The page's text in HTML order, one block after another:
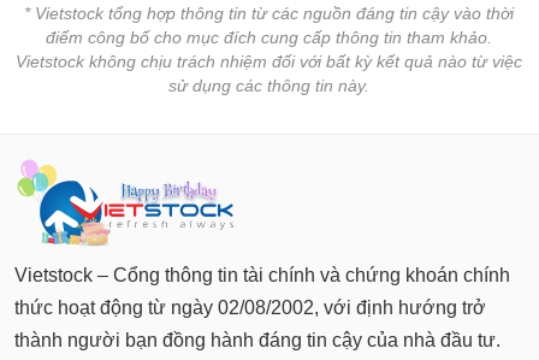
* Vietstock tổng hợp thông tin từ các nguồn đáng tin cậy vào thời
điểm công bố cho mục đích cung cấp thông tin tham khảo.
Vietstock không chịu trách nhiệm đối với bất kỳ kết quả nào từ việc
sử dụng các thông tin này.
Vietstock – Cổng thông tin tài chính và chứng khoán chính
thức hoạt động từ ngày 02/08/2002, với định hướng trở
thành người bạn đồng hành đáng tin cậy của nhà đầu tư.